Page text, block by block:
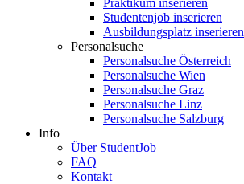
Praktikum inserieren
Studentenjob inserieren
Ausbildungsplatz inserieren
Personalsuche
Personalsuche Österreich
Personalsuche Wien
Personalsuche Graz
Personalsuche Linz
Personalsuche Salzburg
Info
Über StudentJob
FAQ
Kontakt